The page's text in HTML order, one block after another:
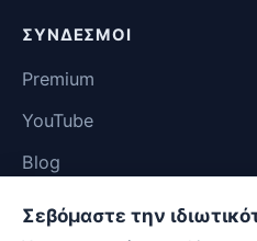
ΣΎΝΔΕΣΜΟΙ
Premium
YouTube
Blog
Επικοινωνία
Σεβόμαστε την